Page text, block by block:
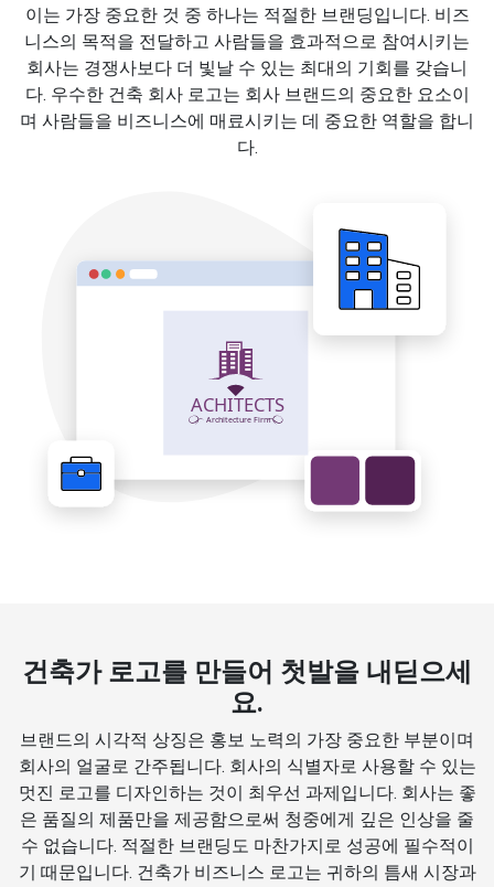
이는 가장 중요한 것 중 하나는 적절한 브랜딩입니다. 비즈
니스의 목적을 전달하고 사람들을 효과적으로 참여시키는
회사는 경쟁사보다 더 빛날 수 있는 최대의 기회를 갖습니
다. 우수한 건축 회사 로고는 회사 브랜드의 중요한 요소이
며 사람들을 비즈니스에 매료시키는 데 중요한 역할을 합니
다.
건축가 로고를 만들어 첫발을 내딛으세
요.
브랜드의 시각적 상징은 홍보 노력의 가장 중요한 부분이며
회사의 얼굴로 간주됩니다. 회사의 식별자로 사용할 수 있는
멋진 로고를 디자인하는 것이 최우선 과제입니다. 회사는 좋
은 품질의 제품만을 제공함으로써 청중에게 깊은 인상을 줄
수 없습니다. 적절한 브랜딩도 마찬가지로 성공에 필수적이
기 때문입니다. 건축가 비즈니스 로고는 귀하의 틈새 시장과